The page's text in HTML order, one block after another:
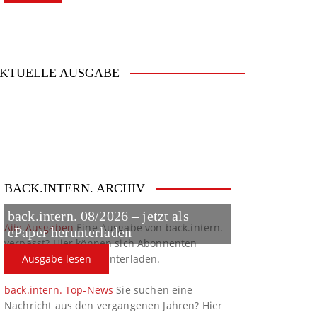
AUSGABE
back.intern. 08/2026 – jetzt als
ePaper herunterladen
Ausgabe lesen
BACK.INTERN. ARCHIV
Alle AusgabenEine Ausgabe von back.intern.
verpasst? Hier können sich Abonnenten
ältere Ausgaben herunterladen.
back.intern. Top-News Sie suchen eine
Nachricht aus den vergangenen Jahren? Hier